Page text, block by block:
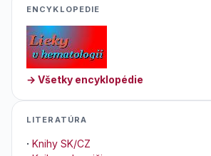
ENCYKLOPEDIE
→ Všetky encyklopédie
LITERATÚRA
· Knihy SK/CZ